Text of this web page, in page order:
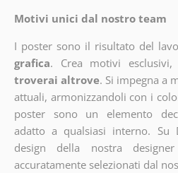
Motivi unici dal nostro team
I poster sono il risultato del
grafica. Crea motivi esclusivi,
troverai altrove. Si impegna a
attuali, armonizzandoli con i
poster sono un elemento
adatto a qualsiasi interno. Su
design della nostra
accuratamente selezionati dal